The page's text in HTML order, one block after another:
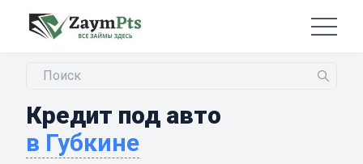
Кредит под авто
в Губкине